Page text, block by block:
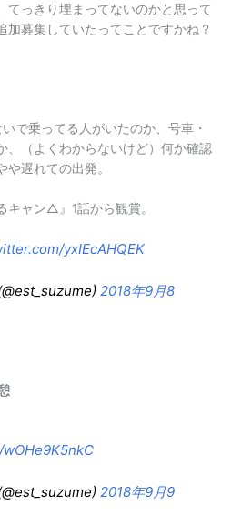
てっきり埋まってないのかと思って
加募集していたってことですかね？
で乗ってる人がいたのか、号車・
、（よくわからないけど）何か確認
遅れての出発。
キャン△』1話から観賞。
yxIEcAHQEK
2018年9月8
2018年9月9